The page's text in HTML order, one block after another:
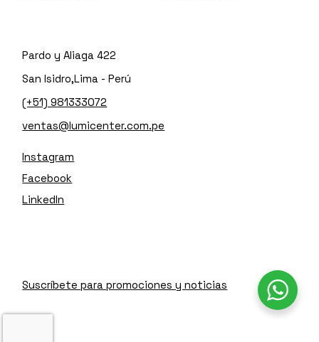
Pardo y Aliaga 422
San Isidro,Lima - Perú
(+51) 981333072
ventas@lumicenter.com.pe
Instagram
Facebook
LinkedIn
Suscríbete para promociones y noticias